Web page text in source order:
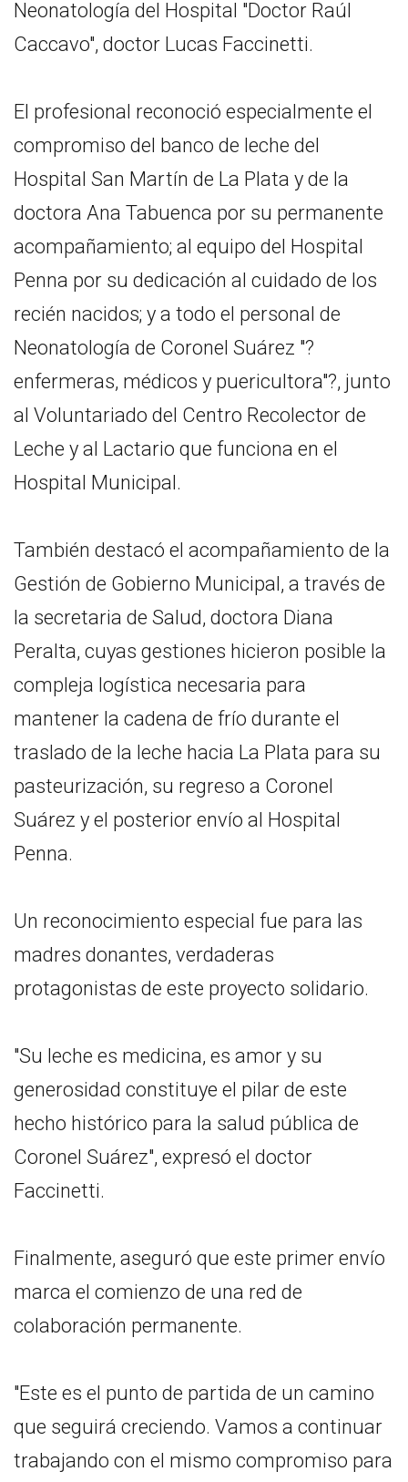
Neonatología del Hospital "Doctor Raúl
Caccavo", doctor Lucas Faccinetti.
El profesional reconoció especialmente el
compromiso del banco de leche del
Hospital San Martín de La Plata y de la
doctora Ana Tabuenca por su permanente
acompañamiento; al equipo del Hospital
Penna por su dedicación al cuidado de los
recién nacidos; y a todo el personal de
Neonatología de Coronel Suárez "?
enfermeras, médicos y puericultora"?, junto
al Voluntariado del Centro Recolector de
Leche y al Lactario que funciona en el
Hospital Municipal.
También destacó el acompañamiento de la
Gestión de Gobierno Municipal, a través de
la secretaria de Salud, doctora Diana
Peralta, cuyas gestiones hicieron posible la
compleja logística necesaria para
mantener la cadena de frío durante el
traslado de la leche hacia La Plata para su
pasteurización, su regreso a Coronel
Suárez y el posterior envío al Hospital
Penna.
Un reconocimiento especial fue para las
madres donantes, verdaderas
protagonistas de este proyecto solidario.
"Su leche es medicina, es amor y su
generosidad constituye el pilar de este
hecho histórico para la salud pública de
Coronel Suárez", expresó el doctor
Faccinetti.
Finalmente, aseguró que este primer envío
marca el comienzo de una red de
colaboración permanente.
"Este es el punto de partida de un camino
que seguirá creciendo. Vamos a continuar
trabajando con el mismo compromiso para